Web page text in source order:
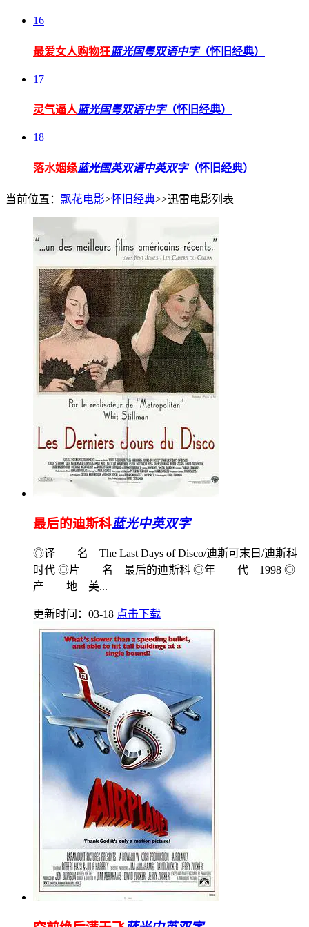
16
最爱女人购物狂蓝光国粤双语中字（怀旧经典）
17
灵气逼人蓝光国粤双语中字（怀旧经典）
18
落水姻缘蓝光国英双语中英双字（怀旧经典）
当前位置： 飘花电影>怀旧经典>>迅雷电影列表
最后的迪斯科蓝光中英双字
◎译 名 The Last Days of Disco/迪斯可末日/迪斯科
时代 ◎片 名 最后的迪斯科 ◎年 代 1998 ◎
产 地 美...
更新时间：03-18 点击下载